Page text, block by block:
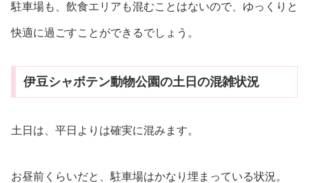
駐車場も、飲食エリアも混むことはないので、ゆっくりと
快適に過ごすことができるでしょう。
伊豆シャボテン動物公園の土日の混雑状況
土日は、平日よりは確実に混みます。
お昼前くらいだと、駐車場はかなり埋まっている状況。